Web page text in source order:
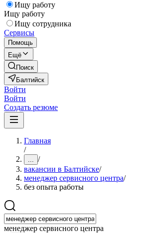
Ищу работу
Ищу работу
Ищу сотрудника
Сервисы
Помощь
Ещё
Поиск
Балтийск
Войти
Войти
Создать резюме
Главная
/
... /
вакансии в Балтийске/
менеджер сервисного центра/
без опыта работы
менеджер сервисного центра